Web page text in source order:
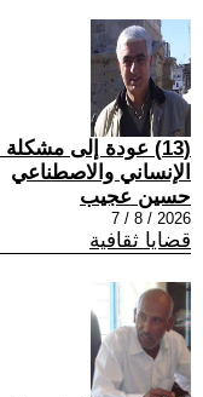
(13) عودة إلى
الإنساني والاصطناعي
حسين عجيب
2026 / 8 / 7
قضايا ثقافية